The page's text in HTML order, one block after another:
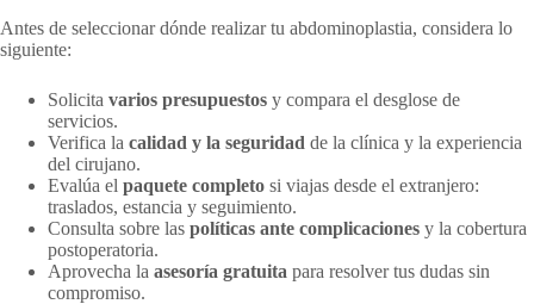
Antes de seleccionar dónde realizar tu abdominoplastia, considera lo
siguiente:
Solicita varios presupuestos y compara el desglose de
servicios.
Verifica la calidad y la seguridad de la clínica y la experiencia
del cirujano.
Evalúa el paquete completo si viajas desde el extranjero:
traslados, estancia y seguimiento.
Consulta sobre las políticas ante complicaciones y la cobertura
postoperatoria.
Aprovecha la asesoría gratuita para resolver tus dudas sin
compromiso.